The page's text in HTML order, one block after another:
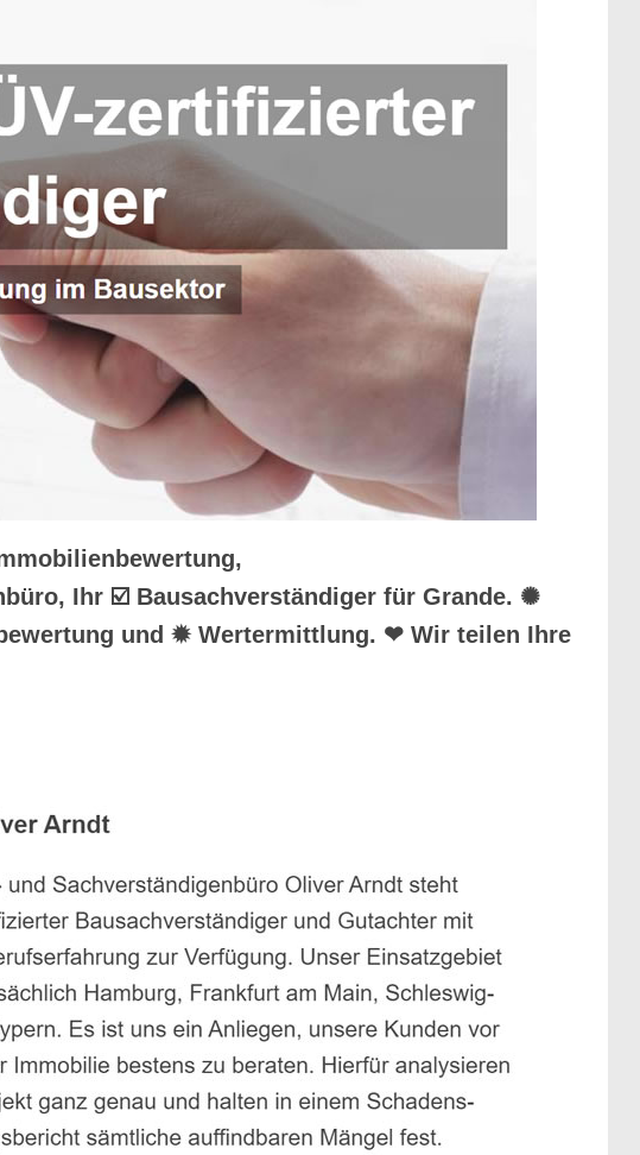
Ihr ☑️ Bausachverständiger für Grande. ✺
und ✹ Wertermittlung. ❤ Wir teilen Ihre